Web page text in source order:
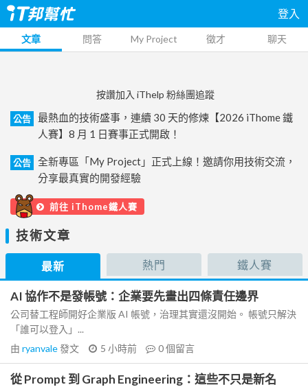
登入
文章 問答 My Project 徵才 聊天
按讚加入 iThelp 粉絲團追蹤
公告
最熱血的技術盛事，連續 30 天的修煉【2026 iThome 鐵
人賽】8 月 1 日賽事正式開啟！
公告
全新專區「My Project」正式上線！邀請你用技術交流，
分享最真實的開發經驗
前往 iThome鐵人賽
技術文章
最新 熱門 鐵人賽
AI 協作不是發帳號：企業要先畫出四條責任邊界
公司替工程師開好企業版 AI 帳號，治理其實還沒開始。 帳號只解決
「誰可以登入」...
由 ryanvale發文 5 小時前 0個留言
從 Prompt 到 Graph Engineering：這些不只是新名